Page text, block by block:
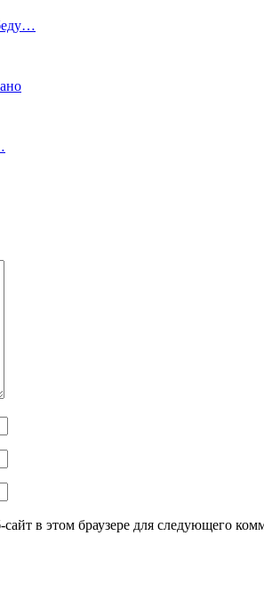
в этом браузере для следующего